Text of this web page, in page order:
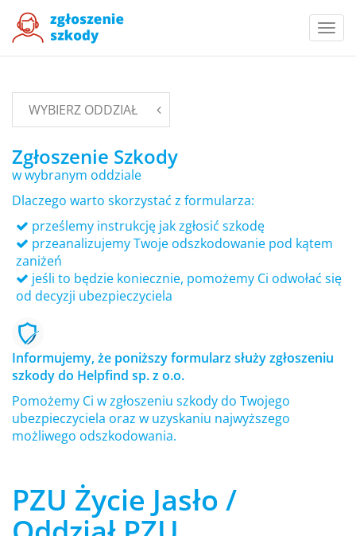
WYBIERZ ODDZIAŁ
Zgłoszenie Szkody
w wybranym oddziale
Dlaczego warto skorzystać z formularza:
prześlemy instrukcję jak zgłosić szkodę
przeanalizujemy Twoje odszkodowanie pod kątem
zaniżeń
jeśli to będzie koniecznie, pomożemy Ci odwołać się
od decyzji ubezpieczyciela
Informujemy, że poniższy formularz służy zgłoszeniu
szkody do Helpfind sp. z o.o.
Pomożemy Ci w zgłoszeniu szkody do Twojego
ubezpieczyciela oraz w uzyskaniu najwyższego
możliwego odszkodowania.
PZU Życie Jasło /